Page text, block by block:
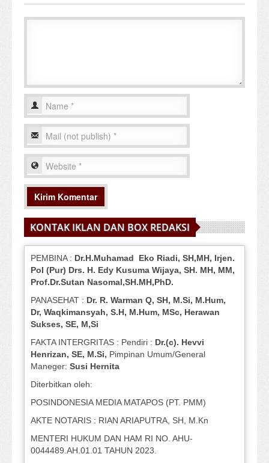
KONTAK IKLAN DAN BOX REDAKSI
PEMBINA : Dr.H.Muhamad Eko Riadi, SH,MH, Irjen.
Pol (Pur) Drs. H. Edy Kusuma Wijaya, SH. MH, MM,
Prof.Dr.Sutan Nasomal,SH.MH,PhD.
PANASEHAT : Dr. R. Warman Q, SH, M.Si, M.Hum,
Dr, Waqkimansyah, S.H, M.Hum, MSc, Herawan
Sukses, SE, M,Si
FAKTA INTERGRITAS : Pendiri : Dr.(c). Hevvi
Henrizan, SE, M.Si, Pimpinan Umum/General
Maneger: Susi Hernita
Diterbitkan oleh:
POSINDONESIA MEDIA MATAPOS (PT. PMM)
AKTE NOTARIS : RIAN ARIAPUTRA, SH, M.Kn
MENTERI HUKUM DAN HAM RI NO. AHU-
0044489.AH.01.01 TAHUN 2023.